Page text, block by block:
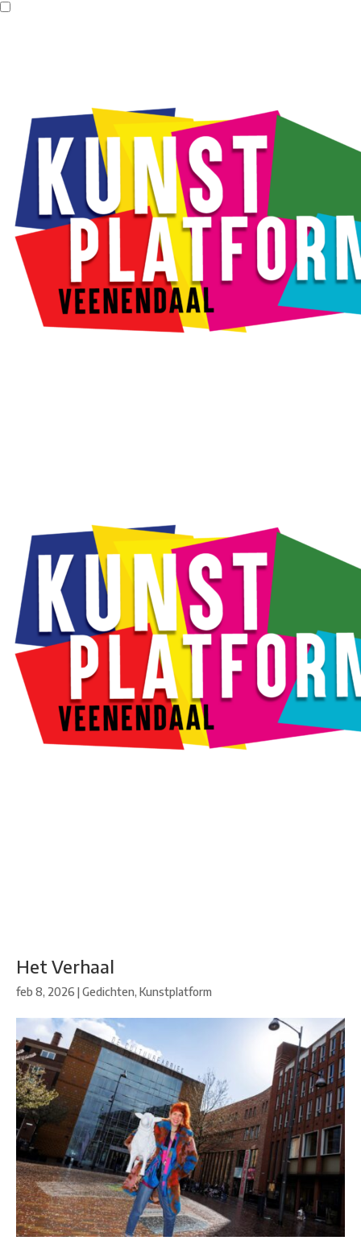
Het Verhaal
feb 8, 2026 |Gedichten, Kunstplatform